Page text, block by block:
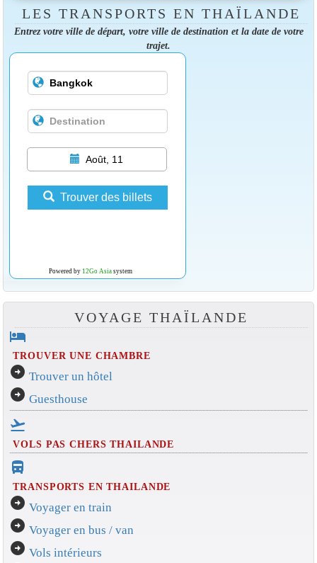
LES TRANSPORTS EN THAÏLANDE
Entrez votre ville de départ, votre ville de destination et la date de votre
trajet.
Août, 11
Trouver des billets
Powered by 12Go Asiasystem
VOYAGE THAÏLANDE
hotel
TROUVER UNE CHAMBRE
arrow_circle_right Trouver un hôtel
arrow_circle_right Guesthouse
flight_takeoff
VOLS PAS CHERS THAILANDE
directions_bus_filled
TRANSPORTS EN THAILANDE
arrow_circle_right Voyager en train
arrow_circle_right Voyager en bus / van
arrow_circle_right Vols intérieurs